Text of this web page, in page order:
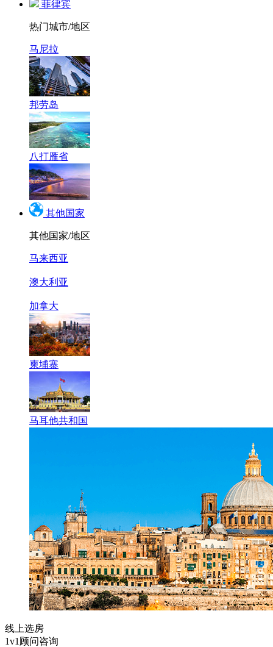
菲律宾
热门城市/地区
马尼拉
邦劳岛
八打雁省
其他国家
其他国家/地区
马来西亚
澳大利亚
加拿大
柬埔寨
马耳他共和国
线上选房
1v1顾问咨询